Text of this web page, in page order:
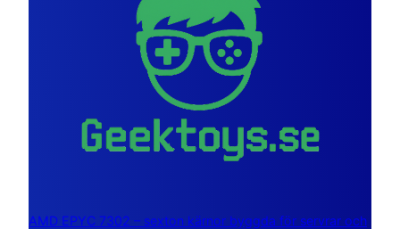
AMD EPYC 7302 – sexton kärnor byggda för servrar och